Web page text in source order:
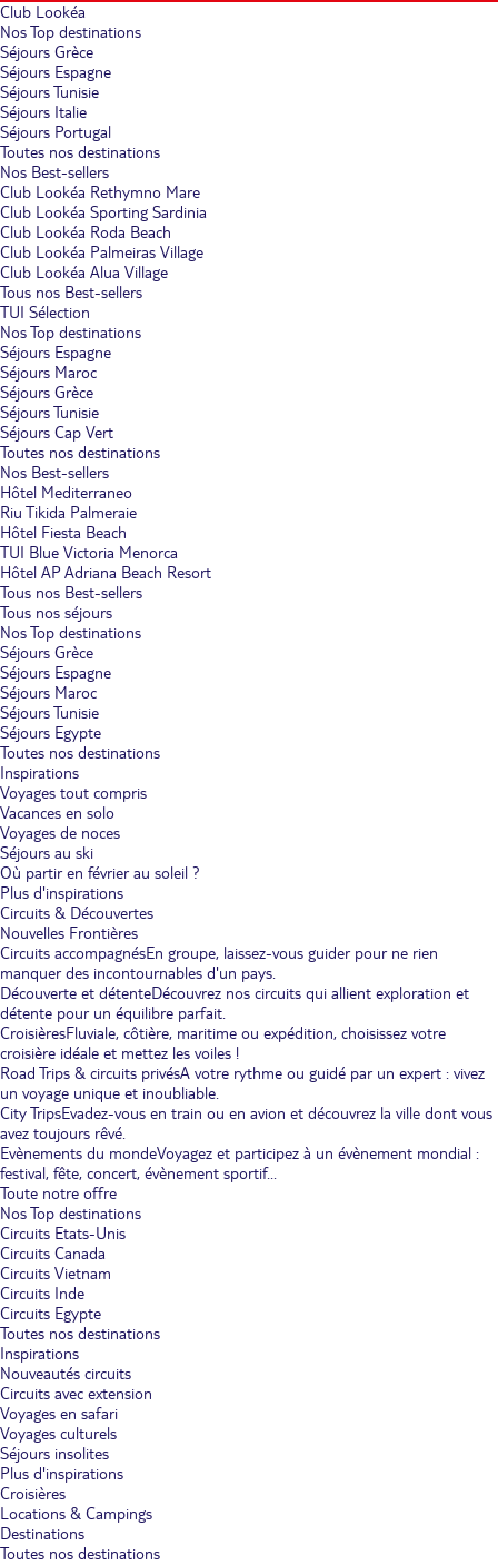
Club Lookéa
Nos Top destinations
Séjours Grèce
Séjours Espagne
Séjours Tunisie
Séjours Italie
Séjours Portugal
Toutes nos destinations
Nos Best-sellers
Club Lookéa Rethymno Mare
Club Lookéa Sporting Sardinia
Club Lookéa Roda Beach
Club Lookéa Palmeiras Village
Club Lookéa Alua Village
Tous nos Best-sellers
TUI Sélection
Nos Top destinations
Séjours Espagne
Séjours Maroc
Séjours Grèce
Séjours Tunisie
Séjours Cap Vert
Toutes nos destinations
Nos Best-sellers
Hôtel Mediterraneo
Riu Tikida Palmeraie
Hôtel Fiesta Beach
TUI Blue Victoria Menorca
Hôtel AP Adriana Beach Resort
Tous nos Best-sellers
Tous nos séjours
Nos Top destinations
Séjours Grèce
Séjours Espagne
Séjours Maroc
Séjours Tunisie
Séjours Egypte
Toutes nos destinations
Inspirations
Voyages tout compris
Vacances en solo
Voyages de noces
Séjours au ski
Où partir en février au soleil ?
Plus d'inspirations
Circuits & Découvertes
Nouvelles Frontières
Circuits accompagnésEn groupe, laissez-vous guider pour ne rien
manquer des incontournables d'un pays.
Découverte et détenteDécouvrez nos circuits qui allient exploration et
détente pour un équilibre parfait.
CroisièresFluviale, côtière, maritime ou expédition, choisissez votre
croisière idéale et mettez les voiles !
Road Trips & circuits privésA votre rythme ou guidé par un expert : vivez
un voyage unique et inoubliable.
City TripsEvadez-vous en train ou en avion et découvrez la ville dont vous
avez toujours rêvé.
Evènements du mondeVoyagez et participez à un évènement mondial :
festival, fête, concert, évènement sportif...
Toute notre offre
Nos Top destinations
Circuits Etats-Unis
Circuits Canada
Circuits Vietnam
Circuits Inde
Circuits Egypte
Toutes nos destinations
Inspirations
Nouveautés circuits
Circuits avec extension
Voyages en safari
Voyages culturels
Séjours insolites
Plus d'inspirations
Croisières
Locations & Campings
Destinations
Toutes nos destinations